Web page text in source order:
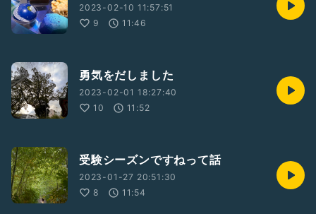
2023-02-10 11:57:51
9
11:46
勇気をだしました
2023-02-01 18:27:40
10
11:52
受験シーズンですねって話
2023-01-27 20:51:30
8
11:54